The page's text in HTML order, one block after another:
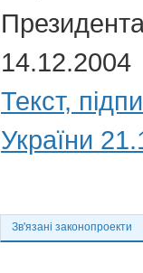
14.12.2004
Текст,
України
Зв'язані законопроекти